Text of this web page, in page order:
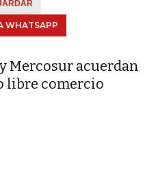
WHATSAPP
Mercosur acuerdan
libre comercio